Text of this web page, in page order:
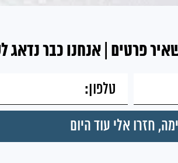
פרטים | אנחנו כבר נדאג